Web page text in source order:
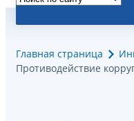
Главная страница
Противодействие